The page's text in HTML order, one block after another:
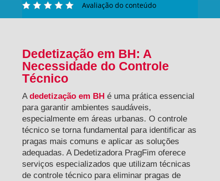
Avaliação do conteúdo
Dedetização em BH: A
Necessidade do Controle
Técnico
A dedetização em BHé uma prática essencial
para garantir ambientes saudáveis,
especialmente em áreas urbanas. O controle
técnico se torna fundamental para identificar as
pragas mais comuns e aplicar as soluções
adequadas. A Dedetizadora PragFim oferece
serviços especializados que utilizam técnicas
de controle técnico para eliminar pragas de